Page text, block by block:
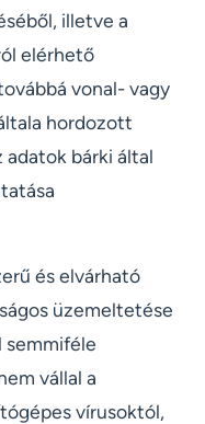
illetve a
elérhető
vonal- vagy
hordozott
adatok bárki által
és elvárható
üzemeltetése
semmiféle
vállal a
vírusoktól,